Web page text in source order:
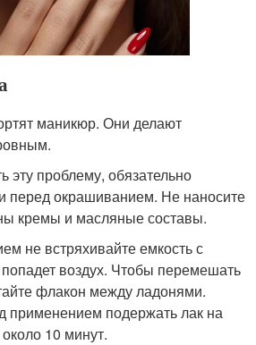
маникюр. Они делают
эту проблему, обязательно
перед окрашиванием. Не наносите
кремы и масляные составы.
не встряхивайте емкость с
воздух. Чтобы перемешать
флакон между ладонями.
применением подержать лак на
10 минут.